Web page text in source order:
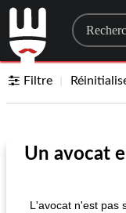
Filtre
Un avocat
L'avocat n'est pas